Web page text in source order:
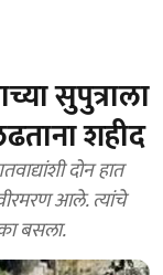
सुपुत्राला
शहीद
दोन हात
आले. त्यांचे
बसला.